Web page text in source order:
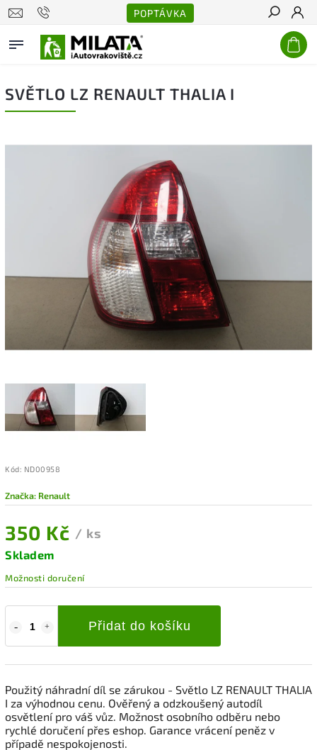
POPTÁVKA
Hledat
SVĚTLO LZ RENAULT THALIA I
Kód: ND00958
Značka: Renault
350 Kč / ks
Skladem
Možnosti doručení
Přidat do košíku
Použitý náhradní díl se zárukou - Světlo LZ RENAULT THALIA
I za výhodnou cenu. Ověřený a odzkoušený autodíl
osvětlení pro váš vůz. Možnost osobního odběru nebo
rychlé doručení přes eshop. Garance vrácení peněz v
případě nespokojenosti.